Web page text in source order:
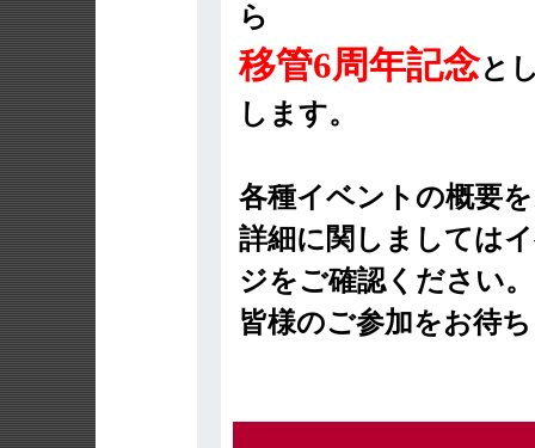
ら
移管6周年記念と
します。
各種イベントの概要
詳細に関しましては
ジをご確認ください。
皆様のご参加をお待